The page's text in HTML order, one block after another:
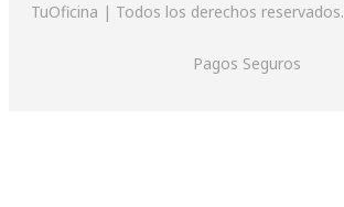
TuOficina | Todos los derechos reservados.
Pagos Seguros